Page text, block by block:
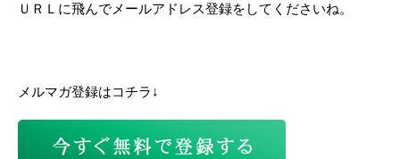
ＵＲＬに飛んでメールアドレス登録をしてくださいね。
メルマガ登録はコチラ↓